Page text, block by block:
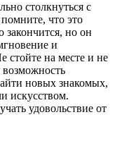
столкнуться с
что это
закончится, но он
и
стойте на месте и не
возможность
новых знакомых,
искусством.
удовольствие от